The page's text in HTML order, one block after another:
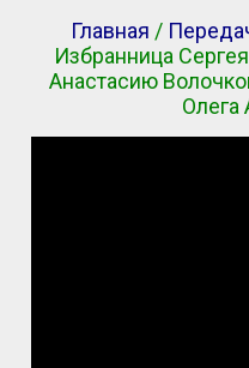
Главная /
Избранница
Анастасию
Олега